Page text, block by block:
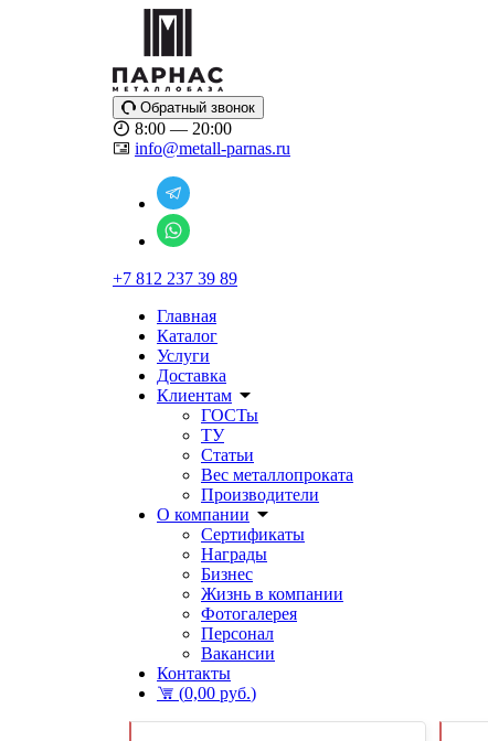
Обратный звонок
8:00 — 20:00
info@metall-parnas.ru
+7 812 237 39 89
Главная
Каталог
Услуги
Доставка
Клиентам
ГОСТы
ТУ
Статьи
Вес металлопроката
Производители
О компании
Сертификаты
Награды
Бизнес
Жизнь в компании
Фотогалерея
Персонал
Вакансии
Контакты
(0,00 руб.)